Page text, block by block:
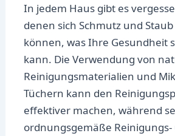
In jedem Haus gibt es
denen sich Schmutz und
können, was Ihre Gesundheit
kann. Die Verwendung von
Reinigungsmaterialien und
Tüchern kann den
effektiver machen, während
ordnungsgemäße Reinigungs-